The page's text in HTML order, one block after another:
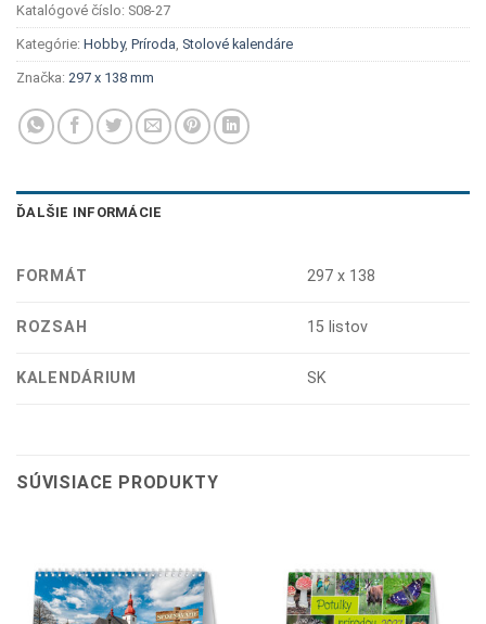
Katalógové číslo: S08-27
Kategórie: Hobby, Príroda Stolové kalendáre
Značka: 297 x 138 mm
ĎALŠIE INFORMÁCIE
FORMÁT 297 x 138
ROZSAH 15 listov
KALENDÁRIUM SK
SÚVISIACE PRODUKTY